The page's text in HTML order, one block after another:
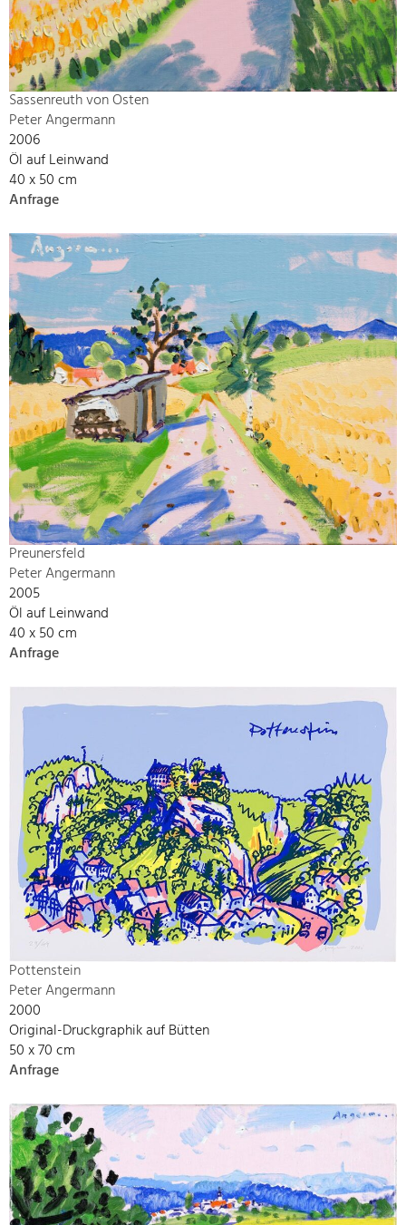
Sassenreuth von Osten
Peter Angermann
2006
Öl auf Leinwand
40 x 50 cm
Anfrage
Preunersfeld
Peter Angermann
2005
Öl auf Leinwand
40 x 50 cm
Anfrage
Pottenstein
Peter Angermann
2000
Original-Druckgraphik auf Bütten
50 x 70 cm
Anfrage